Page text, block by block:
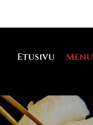
Etusivu Menu